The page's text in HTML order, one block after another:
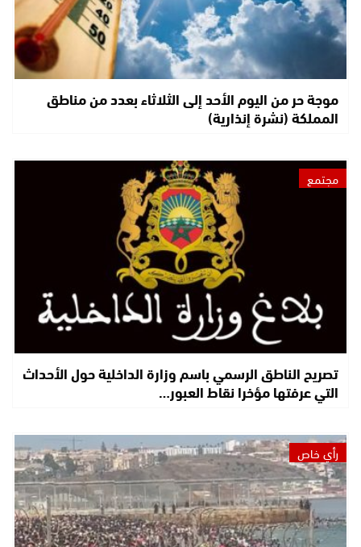
موجة حر من اليوم الأحد إلى الثلاثاء بعدد من مناطق
المملكة (نشرة إنذارية)
مجتمع
تصريح الناطق الرسمي باسم وزارة الداخلية حول الأحداث
التي عرفتها مؤخرا نقاط العبور…
رأي خاص